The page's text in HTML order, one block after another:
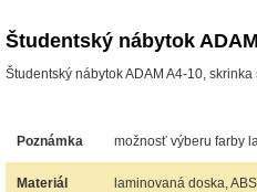
Študentský nábytok
Študentský nábytok ADAM A4-10,
Poznámka možnosť výberu farby
Materiál laminovaná doska,